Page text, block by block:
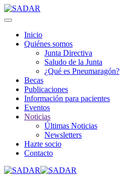
Inicio
Quiénes somos
Junta Directiva
Saludo de la Junta
¿Qué es Pneumaragón?
Becas
Publicaciones
Información para pacientes
Eventos
Noticias
Últimas Noticias
Newsletters
Hazte socio
Contacto